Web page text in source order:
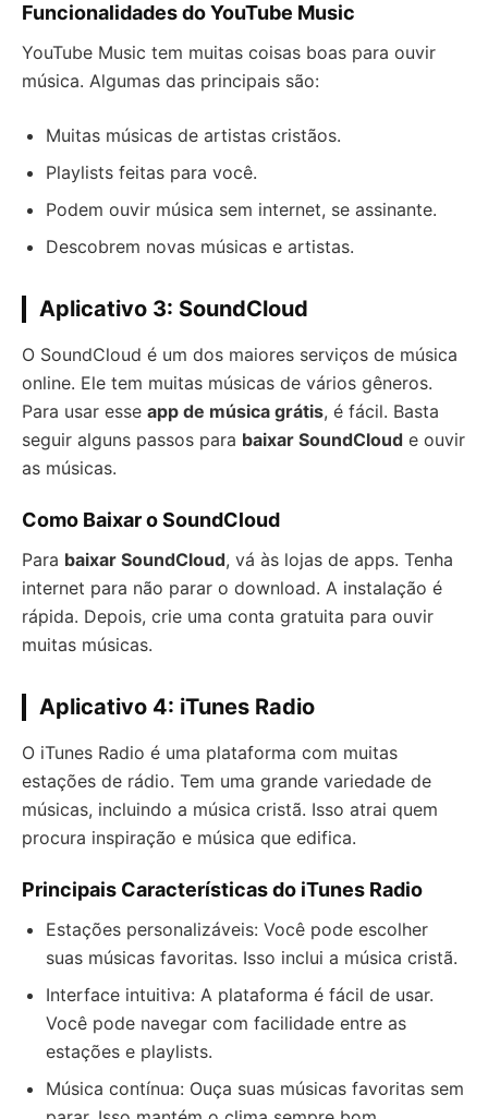
Funcionalidades do YouTube Music
YouTube Music tem muitas coisas boas para ouvir
música. Algumas das principais são:
Muitas músicas de artistas cristãos.
Playlists feitas para você.
Podem ouvir música sem internet, se assinante.
Descobrem novas músicas e artistas.
Aplicativo 3: SoundCloud
O SoundCloud é um dos maiores serviços de música
online. Ele tem muitas músicas de vários gêneros.
Para usar esse app de música grátis, é fácil. Basta
seguir alguns passos para baixar SoundCloud e ouvir
as músicas.
Como Baixar o SoundCloud
Para baixar SoundCloud, vá às lojas de apps. Tenha
internet para não parar o download. A instalação é
rápida. Depois, crie uma conta gratuita para ouvir
muitas músicas.
Aplicativo 4: iTunes Radio
O iTunes Radio é uma plataforma com muitas
estações de rádio. Tem uma grande variedade de
músicas, incluindo a música cristã. Isso atrai quem
procura inspiração e música que edifica.
Principais Características do iTunes Radio
Estações personalizáveis: Você pode escolher
suas músicas favoritas. Isso inclui a música cristã.
Interface intuitiva: A plataforma é fácil de usar.
Você pode navegar com facilidade entre as
estações e playlists.
Música contínua: Ouça suas músicas favoritas sem